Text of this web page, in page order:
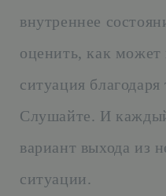
внутреннее
оценить, как может
ситуация
Слушайте. И
вариант выхода из
ситуации.